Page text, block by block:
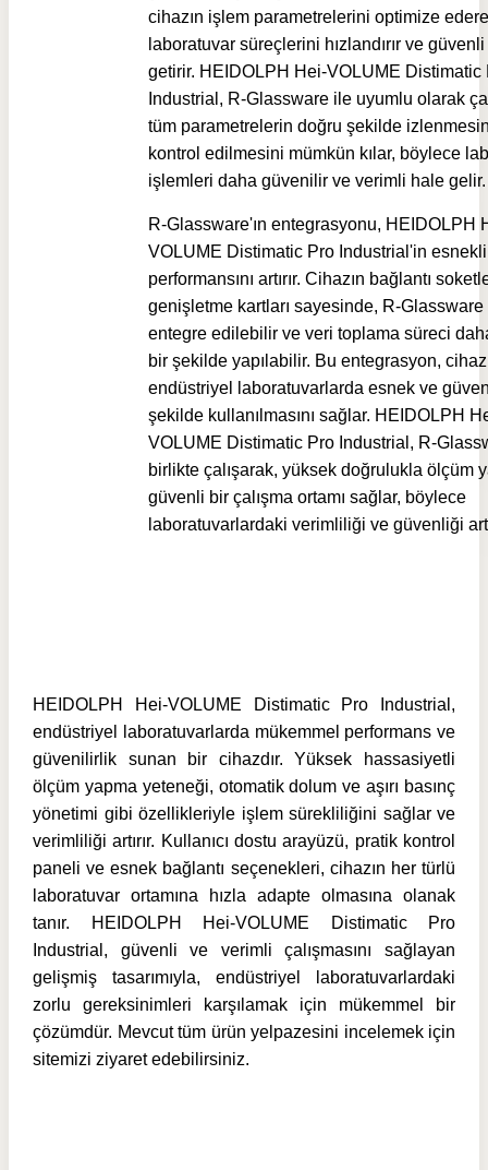
cihazın işlem parametrelerini optimize
laboratuvar süreçlerini hızlandırır ve
getirir. HEIDOLPH Hei-VOLUME Distimatic
Industrial, R-Glassware ile uyumlu olarak
tüm parametrelerin doğru şekilde
kontrol edilmesini mümkün kılar, böylece
işlemleri daha güvenilir ve verimli hale gelir.
R-Glassware'ın entegrasyonu, HEIDOLPH
VOLUME Distimatic Pro Industrial'in
performansını artırır. Cihazın bağlantı
genişletme kartları sayesinde, R-
entegre edilebilir ve veri toplama süreci
bir şekilde yapılabilir. Bu entegrasyon,
endüstriyel laboratuvarlarda esnek ve
şekilde kullanılmasını sağlar. HEIDOLPH
VOLUME Distimatic Pro Industrial, R-
birlikte çalışarak, yüksek doğrulukla ölçüm
güvenli bir çalışma ortamı sağlar, böylece
laboratuvarlardaki verimliliği ve güvenliği
HEIDOLPH Hei-VOLUME Distimatic Pro Industrial,
endüstriyel laboratuvarlarda mükemmel performans ve
güvenilirlik sunan bir cihazdır. Yüksek hassasiyetli
ölçüm yapma yeteneği, otomatik dolum ve aşırı basınç
yönetimi gibi özellikleriyle işlem sürekliliğini sağlar ve
verimliliği artırır. Kullanıcı dostu arayüzü, pratik kontrol
paneli ve esnek bağlantı seçenekleri, cihazın her türlü
laboratuvar ortamına hızla adapte olmasına olanak
tanır. HEIDOLPH Hei-VOLUME Distimatic Pro
Industrial, güvenli ve verimli çalışmasını sağlayan
gelişmiş tasarımıyla, endüstriyel laboratuvarlardaki
zorlu gereksinimleri karşılamak için mükemmel bir
çözümdür. Mevcut tüm ürün yelpazesini incelemek için
sitemizi ziyaret edebilirsiniz.